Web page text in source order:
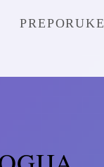
PREPORUKE